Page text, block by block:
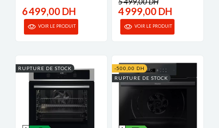
6 499,00 DH
VOIR LE PRODUIT
4 999,00 DH
VOIR LE PRODUIT
RUPTURE DE STOCK
-500,00 DH
RUPTURE DE STOCK